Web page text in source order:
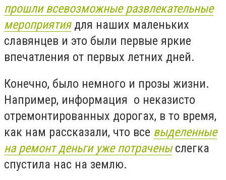
прошли всевозможные развлекательные
мероприятиядля наших маленьких
славянцев и это были первые яркие
впечатления от первых летних дней.
Конечно, было немного и прозы жизни.
Например, информация о неказисто
отремонтированных дорогах, в то время,
как нам рассказали, что все выделенные
на ремонт деньги уже потраченыслегка
спустила нас на землю.